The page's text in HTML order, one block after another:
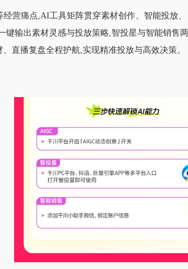
营痛点,AI工具矩阵贯穿素材创作、智能投放、
输出素材灵感与投放策略,智投星与智能销售两
直播复盘全程护航,实现精准投放与高效决策。